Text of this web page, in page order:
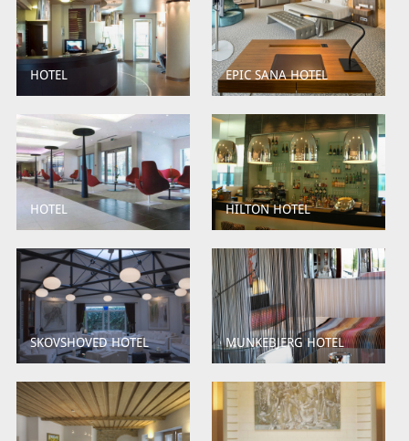
HOTEL EPIC SANA HOTEL
HOTEL HILTON HOTEL
SKOVSHOVED HOTEL MUNKEBJERG HOTEL